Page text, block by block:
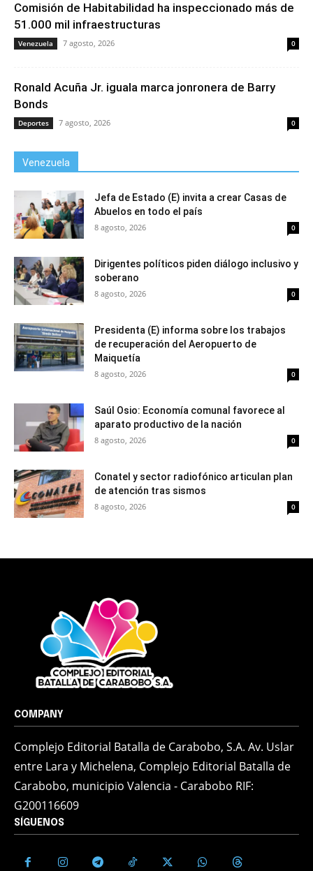
Comisión de Habitabilidad ha inspeccionado más de
51.000 mil infraestructuras
Venezuela 7 agosto, 2026 0
Ronald Acuña Jr. iguala marca jonronera de Barry
Bonds
Deportes 7 agosto, 2026 0
Venezuela
Jefa de Estado (E) invita a crear Casas de
Abuelos en todo el país
8 agosto, 2026 0
Dirigentes políticos piden diálogo inclusivo y
soberano
8 agosto, 2026 0
Presidenta (E) informa sobre los trabajos
de recuperación del Aeropuerto de
Maiquetía
8 agosto, 2026 0
Saúl Osio: Economía comunal favorece al
aparato productivo de la nación
8 agosto, 2026 0
Conatel y sector radiofónico articulan plan
de atención tras sismos
8 agosto, 2026 0
COMPANY
Complejo Editorial Batalla de Carabobo, S.A. Av. Uslar
entre Lara y Michelena, Complejo Editorial Batalla de
Carabobo, municipio Valencia - Carabobo RIF:
G200116609
SÍGUENOS